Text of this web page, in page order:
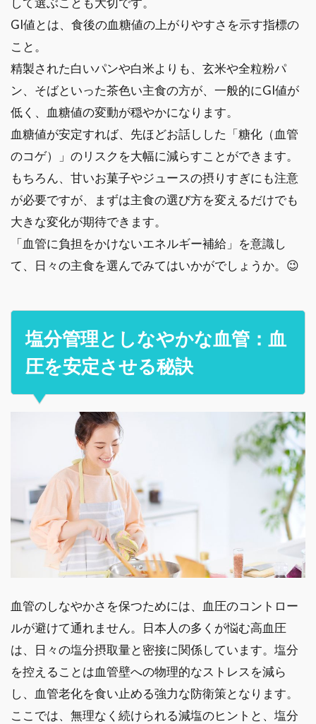
GI値とは、食後の血糖値の上がりやすさを示す指標の
こと。
精製された白いパンや白米よりも、玄米や全粒粉パ
ン、そばといった茶色い主食の方が、一般的にGI値が
低く、血糖値の変動が穏やかになります。
血糖値が安定すれば、先ほどお話しした「糖化（血管
のコゲ）」のリスクを大幅に減らすことができます。
もちろん、甘いお菓子やジュースの摂りすぎにも注意
が必要ですが、まずは主食の選び方を変えるだけでも
大きな変化が期待できます。
「血管に負担をかけないエネルギー補給」を意識し
て、日々の主食を選んでみてはいかがでしょうか。😉
塩分管理としなやかな血管：血
圧を安定させる秘訣
血管のしなやかさを保つためには、血圧のコントロー
ルが避けて通れません。日本人の多くが悩む高血圧
は、日々の塩分摂取量と密接に関係しています。塩分
を控えることは血管壁への物理的なストレスを減ら
し、血管老化を食い止める強力な防衛策となります。
ここでは、無理なく続けられる減塩のヒントと、塩分